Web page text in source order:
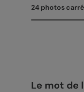
24 photos
Le mot de